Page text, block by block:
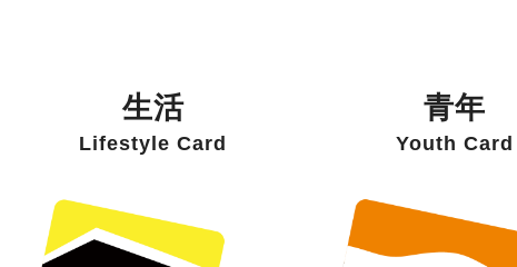
會
紹
生活
Lifestyle Card
青年
Youth Card